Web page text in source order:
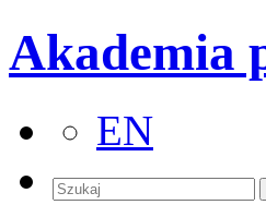
Akademia
EN